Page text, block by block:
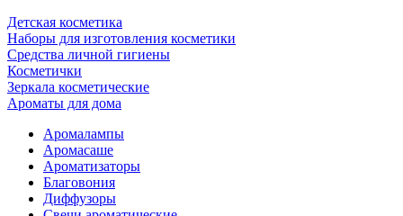
Детская косметика
Наборы для изготовления косметики
Средства личной гигиены
Косметички
Зеркала косметические
Ароматы для дома
Аромалампы
Аромасаше
Ароматизаторы
Благовония
Диффузоры